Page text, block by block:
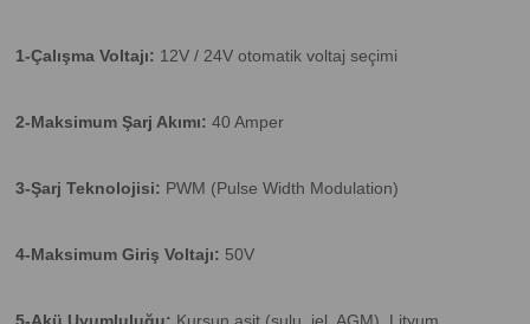
1-Çalışma Voltajı: 12V / 24V otomatik voltaj seçimi
2-Maksimum Şarj Akımı: 40 Amper
3-Şarj Teknolojisi: PWM (Pulse Width Modulation)
4-Maksimum Giriş Voltajı: 50V